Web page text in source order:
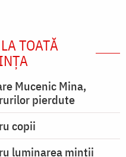
TOATĂ
Mucenic Mina,
pierdute
copii
luminarea minţii